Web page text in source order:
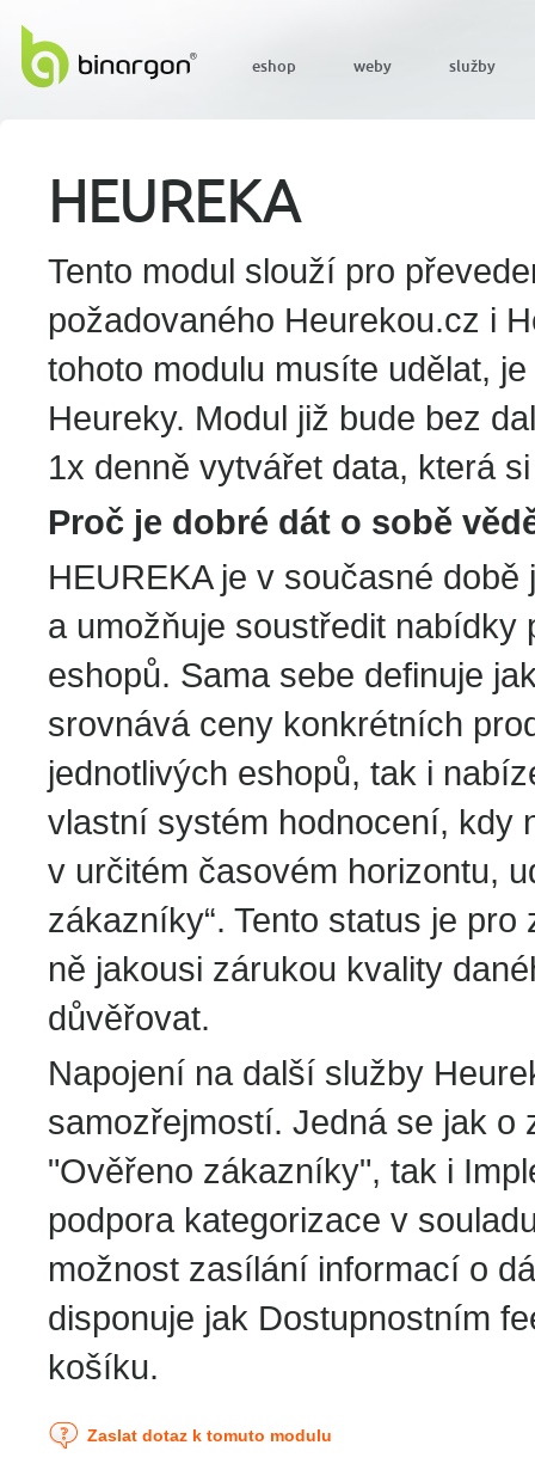
HEUREKA
Tento modul slouží pro
požadovaného Heurekou.cz i
tohoto modulu musíte udělat,
Heureky. Modul již bude bez
1x denně vytvářet data, která
Proč je dobré dát o sobě
HEUREKA je v současné
a umožňuje soustředit
eshopů. Sama sebe definuje
srovnává ceny konkrétních
jednotlivých eshopů, tak i
vlastní systém hodnocení, kdy
v určitém časovém horizontu,
zákazníky“. Tento status je
ně jakousi zárukou kvality
důvěřovat.
Napojení na další služby
samozřejmostí. Jedná se jak
"Ověřeno zákazníky", tak i
podpora kategorizace v
možnost zasílání informací o
disponuje jak Dostupnostním
košíku.
Zaslat dotaz k tomuto modulu
eshop weby služby